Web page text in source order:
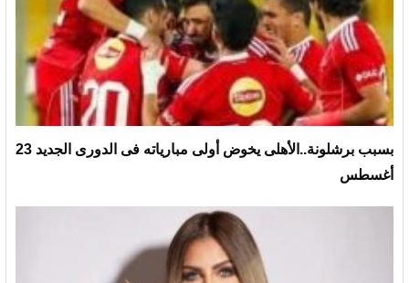
بسبب برشلونة..الأهلى يخوض أولى مبارياته فى الدورى الجديد 23
أغسطس